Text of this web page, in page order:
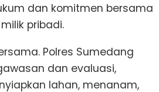
dan komitmen bersama
pribadi.
Polres Sumedang
dan evaluasi,
lahan, menanam,